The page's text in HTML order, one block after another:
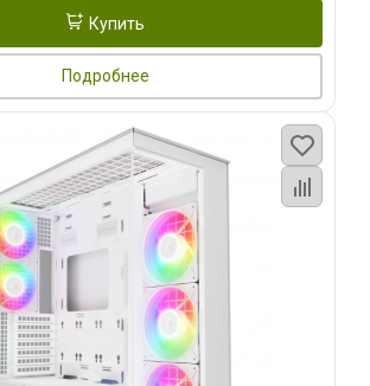
Купить
Подробнее